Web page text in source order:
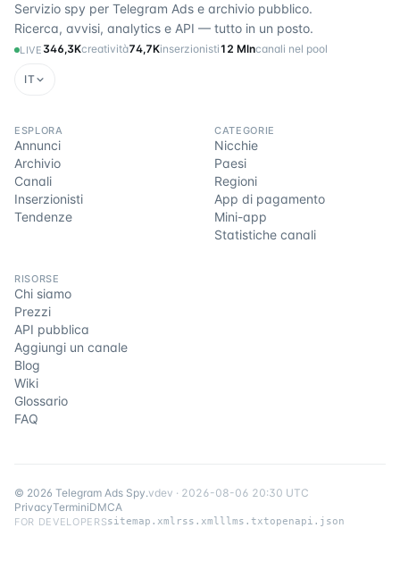
Servizio spy per Telegram Ads e archivio pubblico.
Ricerca, avvisi, analytics e API — tutto in un posto.
LIVE 346,3Kcreatività74,7Kinserzionisti12 Mlncanali nel pool
IT
ESPLORA
Annunci
Archivio
Canali
Inserzionisti
Tendenze
CATEGORIE
Nicchie
Paesi
Regioni
App di pagamento
Mini-app
Statistiche canali
RISORSE
Chi siamo
Prezzi
API pubblica
Aggiungi un canale
Blog
Wiki
Glossario
FAQ
© 2026 Telegram Ads Spy.vdev · 2026-08-06 20:30 UTC
PrivacyTerminiDMCA
FOR DEVELOPERSsitemap.xml rss.xmlllms.txtopenapi.json